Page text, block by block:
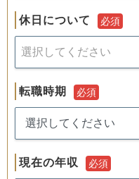
休日について 必須
選択してください
転職時期 必須
現在の年収 必須